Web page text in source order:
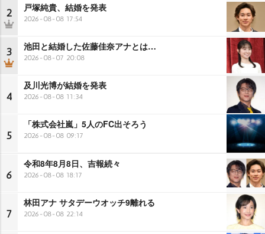
2 戸塚純貴、結婚を発表
2026-08-08 17:54
3 池田と結婚した佐藤佳奈アナとは…
2026-08-07 20:08
4
及川光博が結婚を発表
2026-08-08 11:34
5
「株式会社嵐」5人のFC出そろう
2026-08-08 09:17
6
令和8年8月8日、吉報続々
2026-08-08 18:17
7
林田アナ サタデーウオッチ9離れる
2026-08-08 22:14